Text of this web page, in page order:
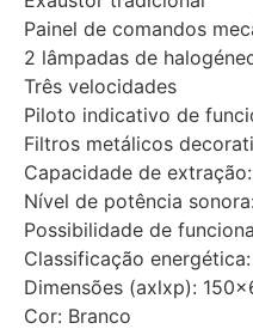
Painel de comandos
2 lâmpadas de
Três velocidades
Piloto indicativo de
Filtros metálicos
Capacidade de
Nível de potência
Possibilidade de
Classificação
Dimensões (axlxp):
Cor: Branco